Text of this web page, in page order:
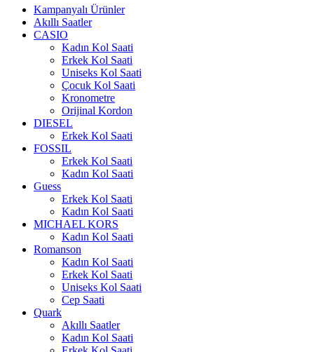
Kampanyalı Ürünler
Akıllı Saatler
CASIO
Kadın Kol Saati
Erkek Kol Saati
Uniseks Kol Saati
Çocuk Kol Saati
Kronometre
Orijinal Kordon
DIESEL
Erkek Kol Saati
FOSSIL
Erkek Kol Saati
Kadın Kol Saati
Guess
Erkek Kol Saati
Kadın Kol Saati
MICHAEL KORS
Kadın Kol Saati
Romanson
Kadın Kol Saati
Erkek Kol Saati
Uniseks Kol Saati
Cep Saati
Quark
Akıllı Saatler
Kadın Kol Saati